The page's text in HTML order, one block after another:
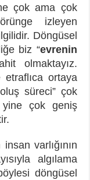
çok ama çok
izleyen
Döngüsel
biz “evrenin
olmaktayız.
etraflıca ortaya
süreci” çok
yine çok geniş
varlığının
algılama
döngüsel